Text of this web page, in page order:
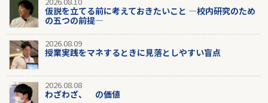
仮説を立てる前に考えておきたいこと ―校内研究のため
の五つの前提―
2026.08.09
授業実践をマネするときに見落としやすい盲点
2026.08.08
わざわざ、 の価値